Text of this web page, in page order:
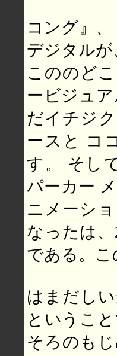
コング』
デジタル
こののど
ービジュ
だイチジ
ースと コ
す。 そし
パーカー
ニメーシ
なったは、
である。
はまだし
というこ
そろのも